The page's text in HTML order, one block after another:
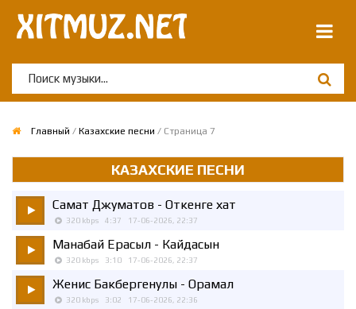
Главный / Казахские песни / Страница 7
КАЗАХСКИЕ ПЕСНИ
Самат Джуматов - Откенге хат
320 kbps 4:37 17-06-2026, 22:37
Манабай Ерасыл - Кайдасын
320 kbps 3:10 17-06-2026, 22:37
Женис Бакбергенулы - Орамал
320 kbps 3:02 17-06-2026, 22:36